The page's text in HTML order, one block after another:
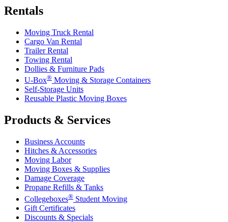
Rentals
Moving Truck Rental
Cargo Van Rental
Trailer Rental
Towing Rental
Dollies & Furniture Pads
U-Box® Moving & Storage Containers
Self-Storage Units
Reusable Plastic Moving Boxes
Products & Services
Business Accounts
Hitches & Accessories
Moving Labor
Moving Boxes & Supplies
Damage Coverage
Propane Refills & Tanks
Collegeboxes® Student Moving
Gift Certificates
Discounts & Specials